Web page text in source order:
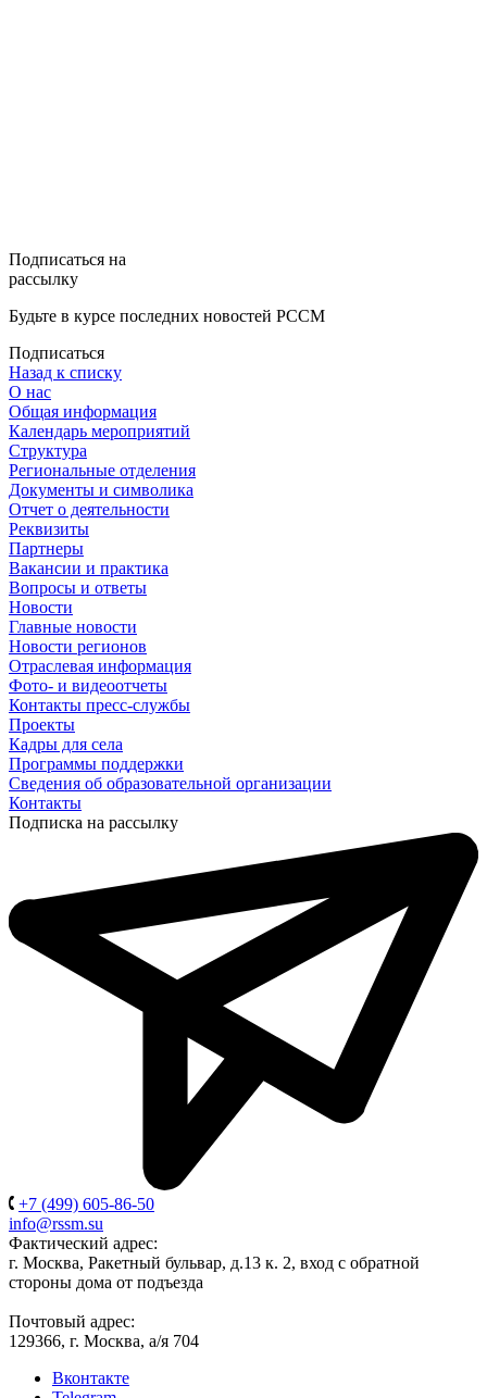
Подписаться на
рассылку
Будьте в курсе последних новостей РССМ
Подписаться
Назад к списку
О нас
Общая информация
Календарь мероприятий
Структура
Региональные отделения
Документы и символика
Отчет о деятельности
Реквизиты
Партнеры
Вакансии и практика
Вопросы и ответы
Новости
Главные новости
Новости регионов
Отраслевая информация
Фото- и видеоотчеты
Контакты пресс-службы
Проекты
Кадры для села
Программы поддержки
Сведения об образовательной организации
Контакты
Подписка на рассылку
+7 (499) 605-86-50
info@rssm.su
Фактический адрес:
г. Москва, Ракетный бульвар, д.13 к. 2, вход с обратной
стороны дома от подъезда
Почтовый адрес:
129366, г. Москва, а/я 704
Вконтакте